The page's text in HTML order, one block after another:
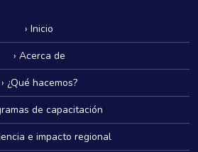
› Inicio
› Acerca de
› ¿Qué hacemos?
de capacitación
e impacto regional